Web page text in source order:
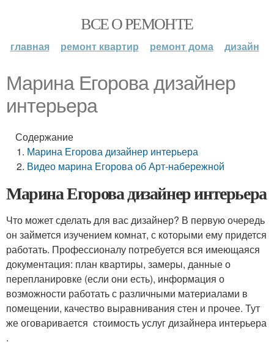
ВСЕ О РЕМОНТЕ
главная ремонт квартир ремонт дома дизайн
Марина Егорова дизайнер
интерьера
Содержание
Марина Егорова дизайнер интерьера
Видео марина Егорова об Арт-набережной
Марина Егорова дизайнер интерьера
Что может сделать для вас дизайнер? В первую очередь
он займется изучением комнат, с которыми ему придется
работать. Профессионалу потребуется вся имеющаяся
документация: план квартиры, замеры, данные о
перепланировке (если они есть), информация о
возможности работать с различными материалами в
помещении, качество выравнивания стен и прочее. Тут
же оговаривается стоимость услуг дизайнера интерьера
.